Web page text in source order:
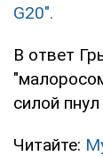
G20".
В ответ
силой
Читайте: